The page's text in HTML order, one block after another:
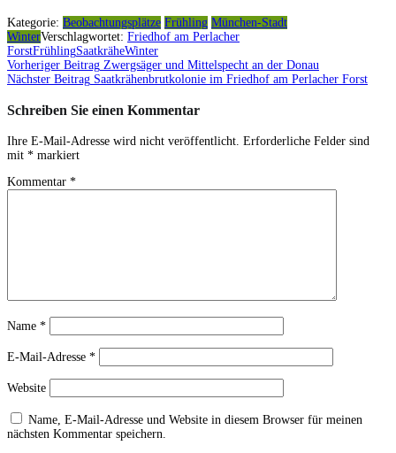
Kategorie: Beobachtungsplätze Frühling München-Stadt
WinterVerschlagwortet: Friedhof am Perlacher
ForstFrühlingSaatkräheWinter
Beitragsnavigation
Vorheriger Beitrag Zwergsäger und Mittelspecht an der Donau
Nächster Beitrag Saatkrähenbrutkolonie im Friedhof am Perlacher Forst
Schreiben Sie einen Kommentar
Ihre E-Mail-Adresse wird nicht veröffentlicht. Erforderliche Felder sind
mit * markiert
Kommentar *
Name *
E-Mail-Adresse *
Website
Name, E-Mail-Adresse und Website in diesem Browser für meinen
nächsten Kommentar speichern.